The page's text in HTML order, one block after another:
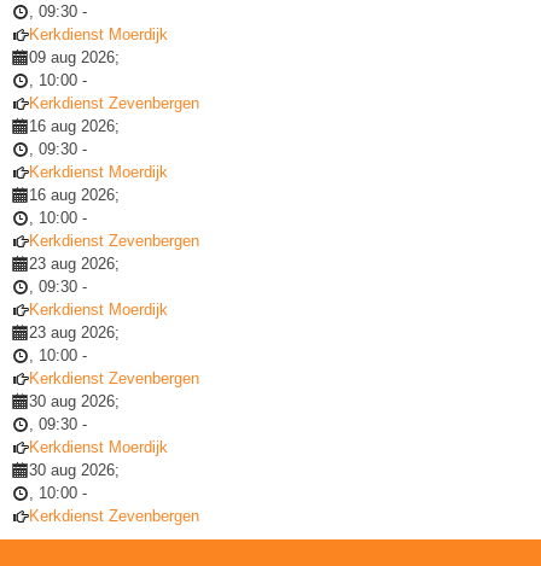
, 09:30 -
Kerkdienst Moerdijk
09 aug 2026;
, 10:00 -
Kerkdienst Zevenbergen
16 aug 2026;
, 09:30 -
Kerkdienst Moerdijk
16 aug 2026;
, 10:00 -
Kerkdienst Zevenbergen
23 aug 2026;
, 09:30 -
Kerkdienst Moerdijk
23 aug 2026;
, 10:00 -
Kerkdienst Zevenbergen
30 aug 2026;
, 09:30 -
Kerkdienst Moerdijk
30 aug 2026;
, 10:00 -
Kerkdienst Zevenbergen